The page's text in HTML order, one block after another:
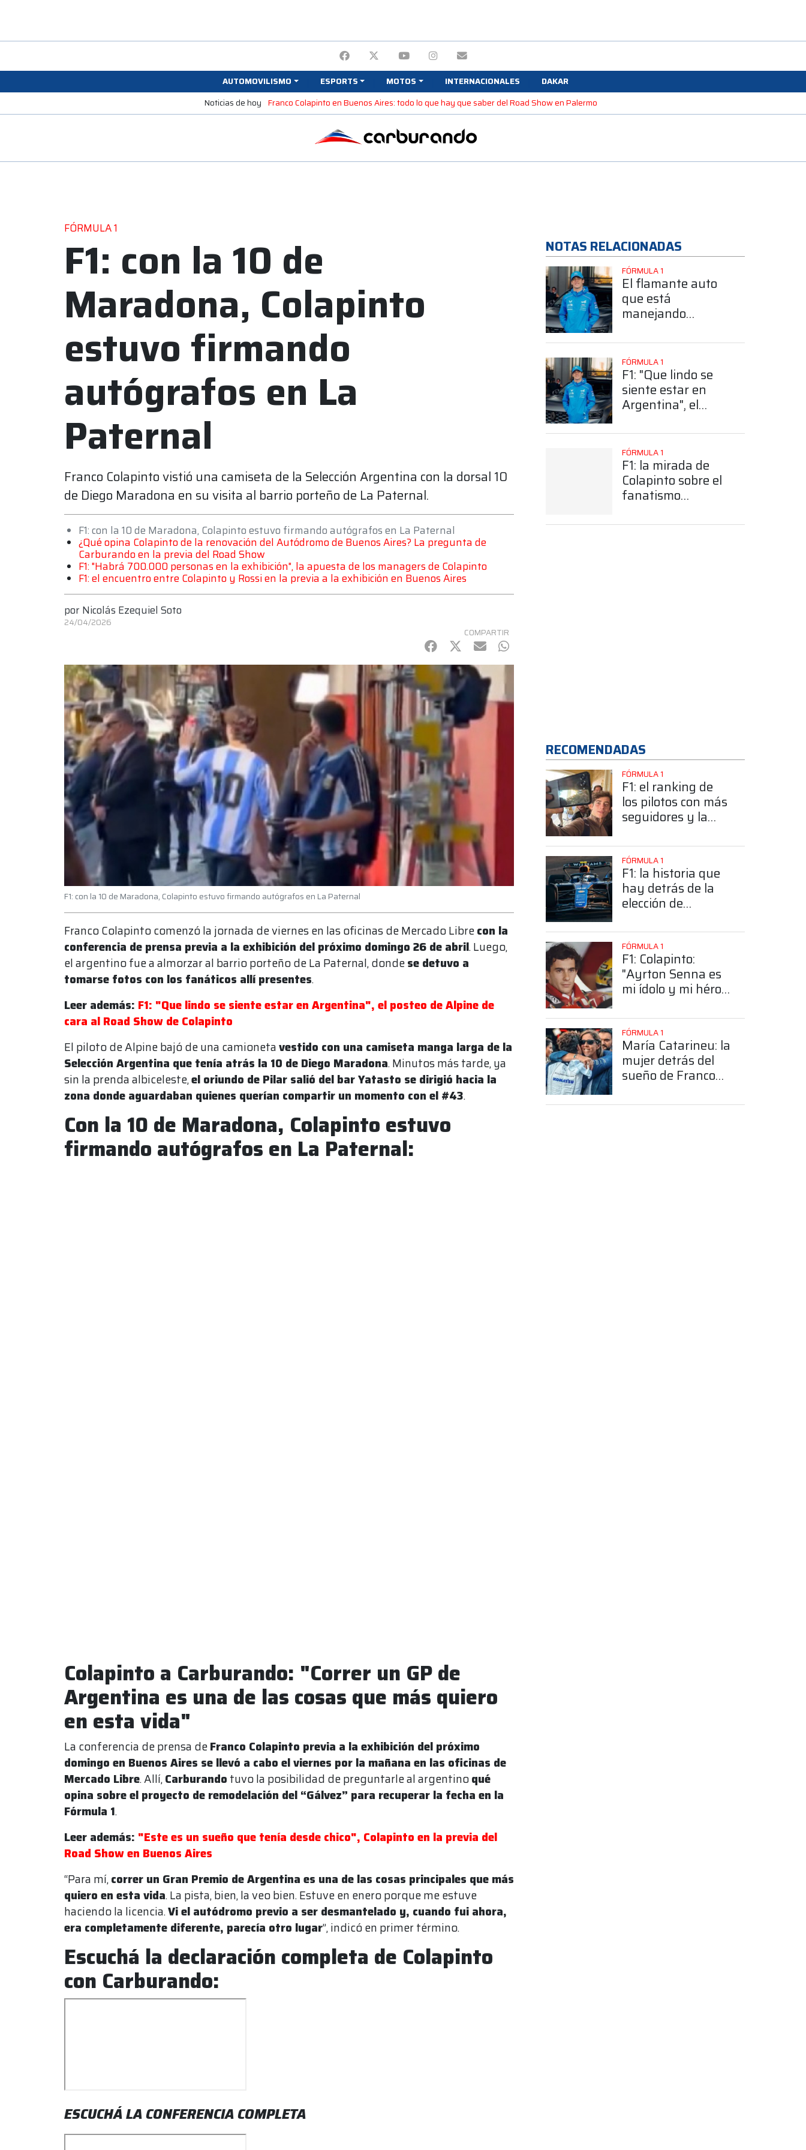
AUTOMOVILISMO ESPORTS MOTOS INTERNACIONALES
DAKAR
Noticias de hoy Franco Colapinto en Buenos Aires: todo lo que hay que saber del Road Show en Palermo
FÓRMULA 1
F1: con la 10 de
Maradona, Colapinto
estuvo firmando
autógrafos en La
Paternal
Franco Colapinto vistió una camiseta de la Selección Argentina con la dorsal 10
de Diego Maradona en su visita al barrio porteño de La Paternal.
F1: con la 10 de Maradona, Colapinto estuvo firmando autógrafos en La Paternal
¿Qué opina Colapinto de la renovación del Autódromo de Buenos Aires? La pregunta de
Carburando en la previa del Road Show
F1: "Habrá 700.000 personas en la exhibición", la apuesta de los managers de Colapinto
F1: el encuentro entre Colapinto y Rossi en la previa a la exhibición en Buenos Aires
por Nicolás Ezequiel Soto
24/04/2026
COMPARTIR
Facebook
Twitter
mail WhatsApp
F1: con la 10 de Maradona, Colapinto estuvo firmando autógrafos en La Paternal
Franco Colapinto comenzó la jornada de viernes en las oficinas de Mercado Librecon la
conferencia de prensa previa a la exhibición del próximo domingo 26 de abril. Luego,
el argentino fue a almorzar al barrio porteño de La Paternal, dondese detuvo a
tomarse fotos con los fanáticos allí presentes.
Leer además: F1: "Que lindo se siente estar en Argentina", el posteo de Alpine de
cara al Road Show de Colapinto
El piloto de Alpine bajó de una camionetavestido con una camiseta manga larga de la
Selección Argentina que tenía atrás la 10 de Diego Maradona. Minutos más tarde, ya
sin la prenda albiceleste,el oriundo de Pilar salió del bar Yatasto se dirigió hacia la
zona donde aguardaban quienes querían compartir un momento con el #43.
Con la 10 de Maradona, Colapinto estuvo
firmando autógrafos en La Paternal:
Colapinto a Carburando: "Correr un GP de
Argentina es una de las cosas que más quiero
en esta vida"
La conferencia de prensa deFranco Colapinto previa a la exhibición del próximo
domingo en Buenos Aires se llevó a cabo el viernes por la mañana en las oficinas de
Mercado Libre. Allí,Carburando tuvo la posibilidad de preguntarle al argentinoqué
opina sobre el proyecto de remodelación del “Gálvez” para recuperar la fecha en la
Fórmula 1.
Leer además: "Este es un sueño que tenía desde chico", Colapinto en la previa del
Road Show en Buenos Aires
“Para mí,correr un Gran Premio de Argentina es una de las cosas principales que más
quiero en esta vida. La pista, bien, la veo bien. Estuve en enero porque me estuve
haciendo la licencia.Vi el autódromo previo a ser desmantelado y, cuando fui ahora,
era completamente diferente, parecía otro lugar”, indicó en primer término.
Escuchá la declaración completa de Colapinto
con Carburando:
ESCUCHÁ LA CONFERENCIA COMPLETA
NOTAS RELACIONADAS
FÓRMULA 1
El flamante auto
que está
manejando
días en Buenos
Aires
FÓRMULA 1
F1: "Que lindo se
siente estar en
Argentina", el
de cara al Road
Show de Colapinto
FÓRMULA 1
F1: la mirada de
Colapinto sobre el
fanatismo
noté algo parecido
RECOMENDADAS
FÓRMULA 1
F1: el ranking de
los pilotos con más
seguidores y la
posición de
Colapinto
FÓRMULA 1
F1: la historia que
hay detrás de la
elección de
número 43
FÓRMULA 1
F1: Colapinto:
"Ayrton Senna es
mi ídolo y mi héroe
FÓRMULA 1
María Catarineu: la
mujer detrás del
sueño de Franco
Fórmula 1